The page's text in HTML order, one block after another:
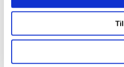
Praktisk Pædagogisk Støtte
Afklarings-/Observationsforløb
Overvåget samvær